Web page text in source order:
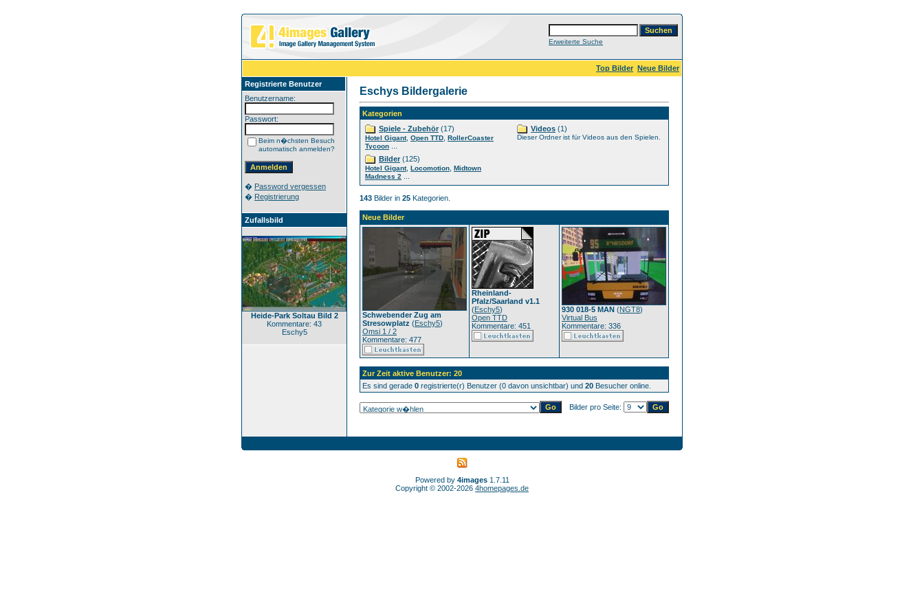
Erweiterte Suche
Top Bilder Neue Bilder
Registrierte Benutzer
Benutzername:
Passwort:
Beim n�chsten Besuch
automatisch anmelden?
� Password vergessen
� Registrierung
Zufallsbild
Heide-Park Soltau Bild 2
Kommentare: 43
Eschy5
Eschys Bildergalerie
Kategorien
Spiele - Zubehör(17)
Hotel Gigant, Open TTD RollerCoaster
Tycoon
Bilder(125)
Hotel Gigant, Locomotion Midtown
Madness 2
Videos (1)
Dieser Ordner ist für Videos aus den Spielen.
143 Bilder in 25 Kategorien.
Neue Bilder
Schwebender Zug am
Stresowplatz (Eschy5)
Omsi 1 / 2
Kommentare: 477
Rheinland-
Pfalz/Saarland v1.1
(Eschy5)
Open TTD
Kommentare: 451
930 018-5 MAN (NGT8)
Virtual Bus
Kommentare: 336
Zur Zeit aktive Benutzer: 20
Es sind gerade 0 registrierte(r) Benutzer (0 davon unsichtbar) und 20 Besucher online.
Bilder pro Seite:
Powered by 4images1.7.11
Copyright © 2002-2026 4homepages.de